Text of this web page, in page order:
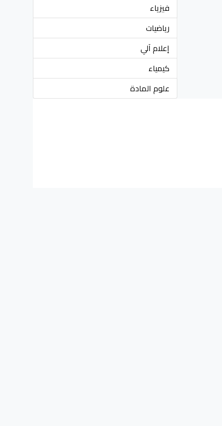
فيزياء
رياضيات
إعلام آلي
كيمياء
علوم المادة